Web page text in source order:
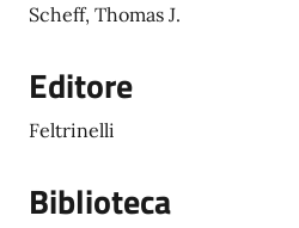
Scheff, Thomas J.
Editore
Feltrinelli
Biblioteca